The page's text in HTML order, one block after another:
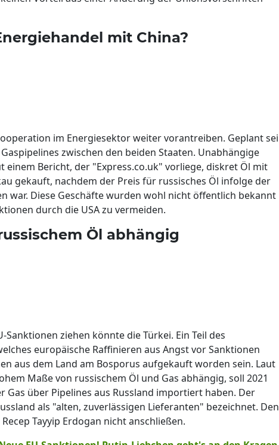
mit China?
im Energiesektor weiter vorantreiben. Geplant sei
zwischen den beiden Staaten. Unabhängige
einem Bericht, der "Express.co.uk" vorliege, diskret Öl mit
gekauft, nachdem der Preis für russisches Öl infolge der
war. Diese Geschäfte wurden wohl nicht öffentlich bekannt
durch die USA zu vermeiden.
Öl abhängig
Sanktionen ziehen könnte die Türkei. Ein Teil des
europäische Raffinieren aus Angst vor Sanktionen
aus dem Land am Bosporus aufgekauft worden sein. Laut
Maße von russischem Öl und Gas abhängig, soll 2021
Gas über Pipelines aus Russland importiert haben. Der
als "alten, zuverlässigen Lieferanten" bezeichnet. Den
Tayyip Erdogan nicht anschließen.